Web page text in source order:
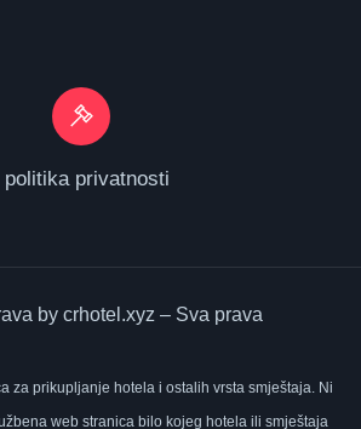
privatnosti
by crhotel.xyz – Sva prava
za prikupljanje hotela i ostalih vrsta smještaja. Ni
web stranica bilo kojeg hotela ili smještaja